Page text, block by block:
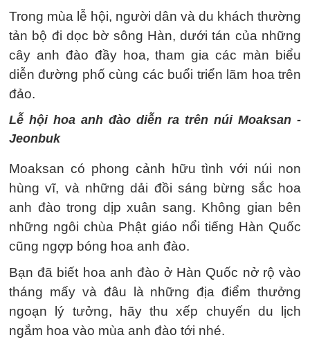
Trong mùa lễ hội, người dân và du khách thường
tản bộ đi dọc bờ sông Hàn, dưới tán của những
cây anh đào đầy hoa, tham gia các màn biểu
diễn đường phố cùng các buổi triển lãm hoa trên
đảo.
Lễ hội hoa anh đào diễn ra trên núi Moaksan -
Jeonbuk
Moaksan có phong cảnh hữu tình với núi non
hùng vĩ, và những dải đồi sáng bừng sắc hoa
anh đào trong dịp xuân sang. Không gian bên
những ngôi chùa Phật giáo nổi tiếng Hàn Quốc
cũng ngợp bóng hoa anh đào.
Bạn đã biết hoa anh đào ở Hàn Quốc nở rộ vào
tháng mấy và đâu là những địa điểm thưởng
ngoạn lý tưởng, hãy thu xếp chuyến du lịch
ngắm hoa vào mùa anh đào tới nhé.